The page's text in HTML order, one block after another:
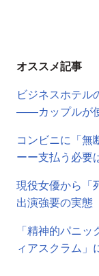
オススメ記事
ビジネスホテル
――カップルが
コンビニに「無
ーー支払う必要
現役女優から
出演強要の実態
「精神的パニ
ィアスクラム」